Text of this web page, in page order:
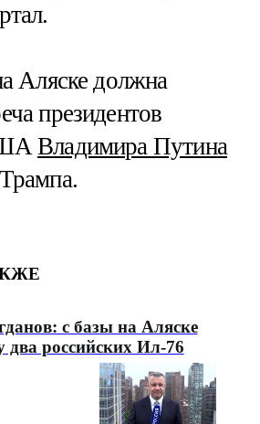
Аляске должна
президентов
Владимира Путина
с базы на Аляске
два российских Ил-76